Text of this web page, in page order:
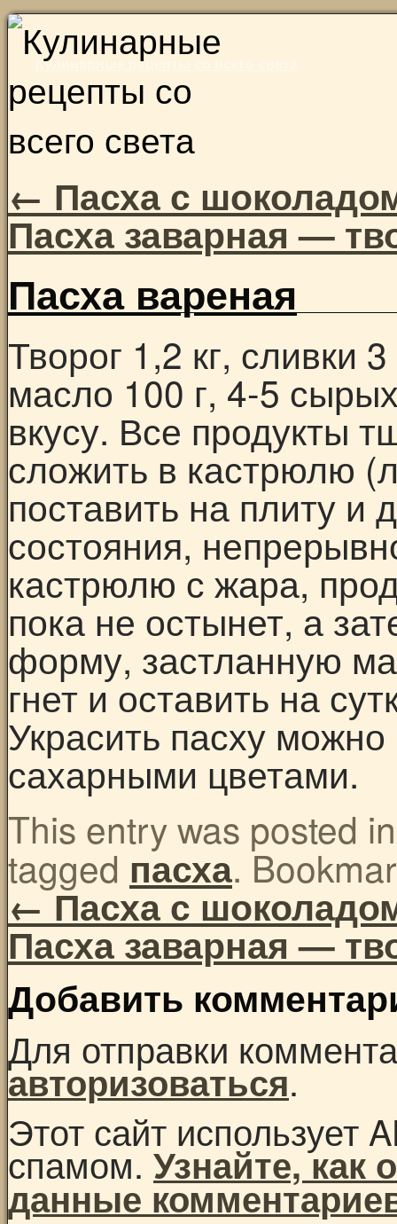
Кулинарные рецепты со всего света
Skip
content
← Пасха с
Пасха заварная —
Пасха вареная
Творог 1,2 кг, сливки
масло 100 г, 4-5
вкусу. Все продукты
сложить в кастрюлю
поставить на плиту и
состояния,
кастрюлю с жара,
пока не остынет, а
форму, застланную
гнет и оставить на
Украсить пасху
сахарными цветами.
This entry was posted
tagged пасха.
←Пасха с
Пасха заварная —
Добавить
Для отправки
авторизоваться.
Этот сайт использует
спамом.Узнайте,
данные